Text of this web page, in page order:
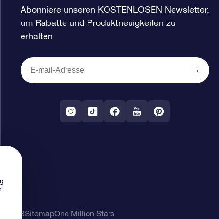
Abonniere unseren KOSTENLOSEN Newsletter,
um Rabatte und Produktneuigkeiten zu
erhalten
AGBSitemapOne Million Stars